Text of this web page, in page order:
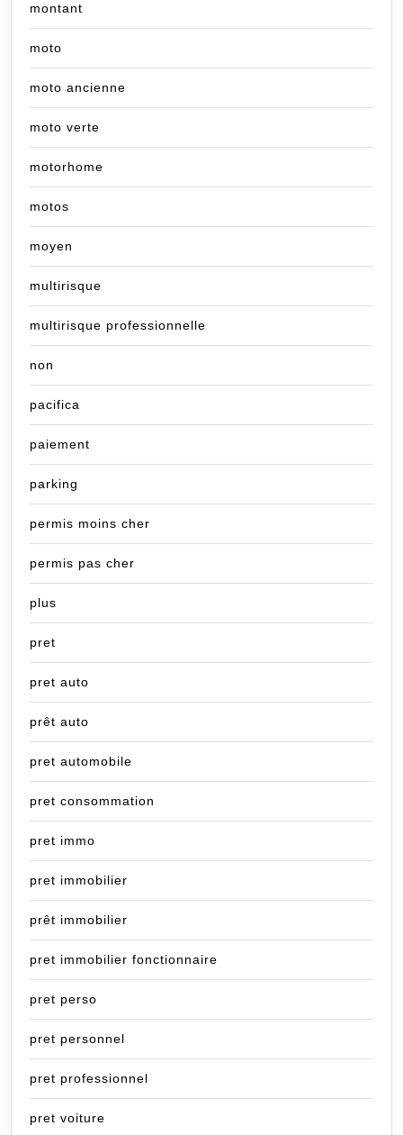
montant
moto
moto ancienne
moto verte
motorhome
motos
moyen
multirisque
multirisque professionnelle
non
pacifica
paiement
parking
permis moins cher
permis pas cher
plus
pret
pret auto
prêt auto
pret automobile
pret consommation
pret immo
pret immobilier
prêt immobilier
pret immobilier fonctionnaire
pret perso
pret personnel
pret professionnel
pret voiture